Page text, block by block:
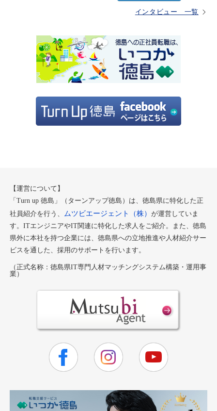
インタビュー 一覧
【運営について】
「Turn up 徳島」（ターンアップ徳島）は、徳島県に特化した正
社員紹介を行う、
ムツビエージェント（株） が運営していま
す。ITエンジニアやIT関連に特化した求人をご紹介。また、徳島
県外に本社を持つ企業には、徳島県への立地推進や人材紹介サー
ビスを通した、採用のサポートを行います。
（正式名称：徳島県IT専門人材マッチングシステム構築・運用事
業）